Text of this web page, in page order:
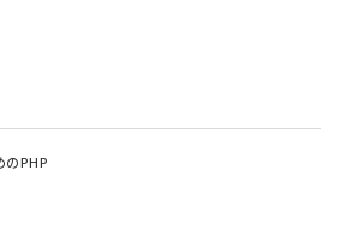
のPHP